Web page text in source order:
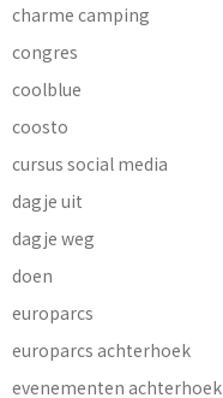
charme camping
congres
coolblue
coosto
cursus social media
dagje uit
dagje weg
doen
europarcs
europarcs achterhoek
evenementen achterhoek